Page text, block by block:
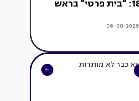
וילה בקומה ה-18: "בית פרטי" בראש
06-08-2026